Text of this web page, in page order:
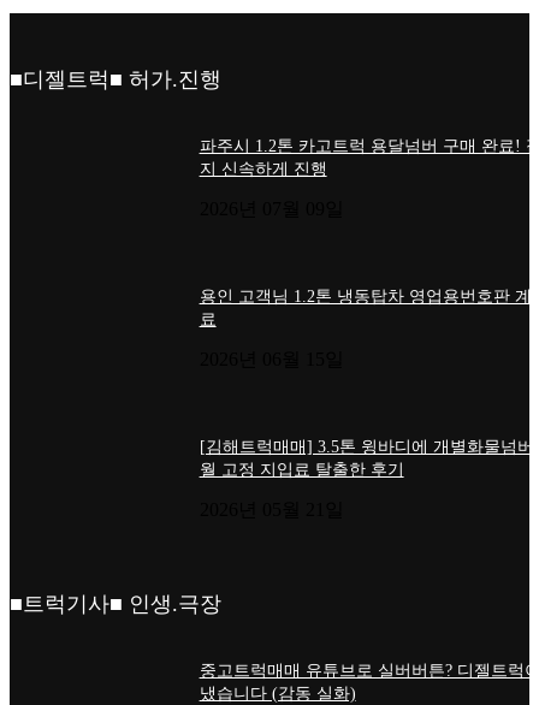
■디젤트럭■ 허가.진행
파주시 1.2톤 카고트럭 용달넘버 구매 완료!
지 신속하게 진행
용인 고객님 1.2톤 냉동탑차 영업용번호판 계
료
[김해트럭매매] 3.5톤 윙바디에 개별화물넘버
월 고정 지입료 탈출한 후기
■트럭기사■ 인생.극장
중고트럭매매 유튜브로 실버버튼? 디젤트럭
냈습니다 (감동 실화)